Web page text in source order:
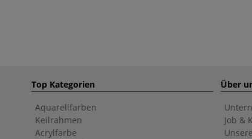
Top Kategorien
Aquarellfarben
Keilrahmen
Acrylfarbe
Über
Job &